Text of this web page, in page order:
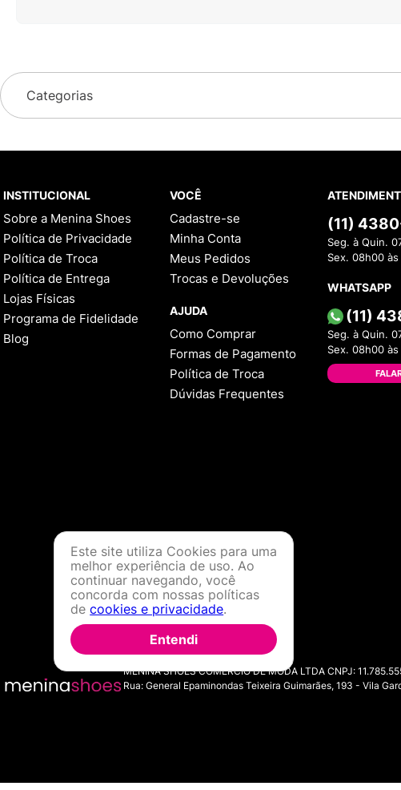
Categorias
INSTITUCIONAL
Sobre a Menina Shoes
Política de Privacidade
Política de Troca
Política de Entrega
Lojas Físicas
Programa de Fidelidade
Blog
VOCÊ
Cadastre-se
Minha Conta
Meus Pedidos
Trocas e Devoluções
AJUDA
Como Comprar
Formas de Pagamento
Política de Troca
Dúvidas Frequentes
(11)
Seg. à Quin.
Sex. 08h00 às
WHATSAPP
(11)
Seg. à Quin.
Sex. 08h00 às
MENINA SHOES COMERCIO DE MODA LTDA CNPJ:
Rua: General Epaminondas Teixeira Guimarães, 193 - Vila
Este site utiliza Cookies para uma
melhor experiência de uso. Ao
continuar navegando, você
concorda com nossas políticas
decookies e privacidade.
Entendi